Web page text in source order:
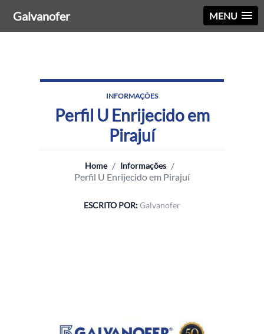
Galvanofer MENU
INFORMAÇÕES
Perfil U Enrijecido em
Pirajuí
Home / Informações /
Perfil U Enrijecido em Pirajuí
ESCRITO POR:Galvanofer